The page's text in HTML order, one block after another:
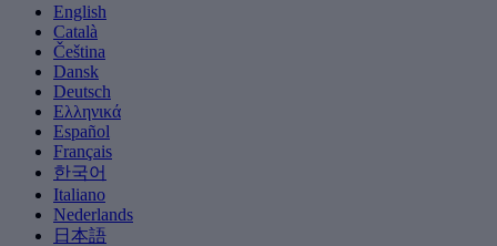
English
Català
Čeština
Dansk
Deutsch
Ελληνικά
Español
Français
한국어
Italiano
Nederlands
日本語